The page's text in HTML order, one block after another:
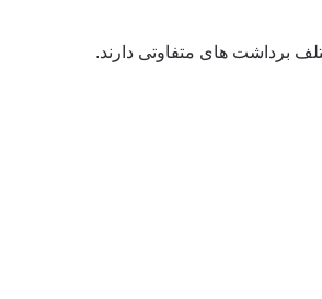
برداشت های متفاوتی دارند.